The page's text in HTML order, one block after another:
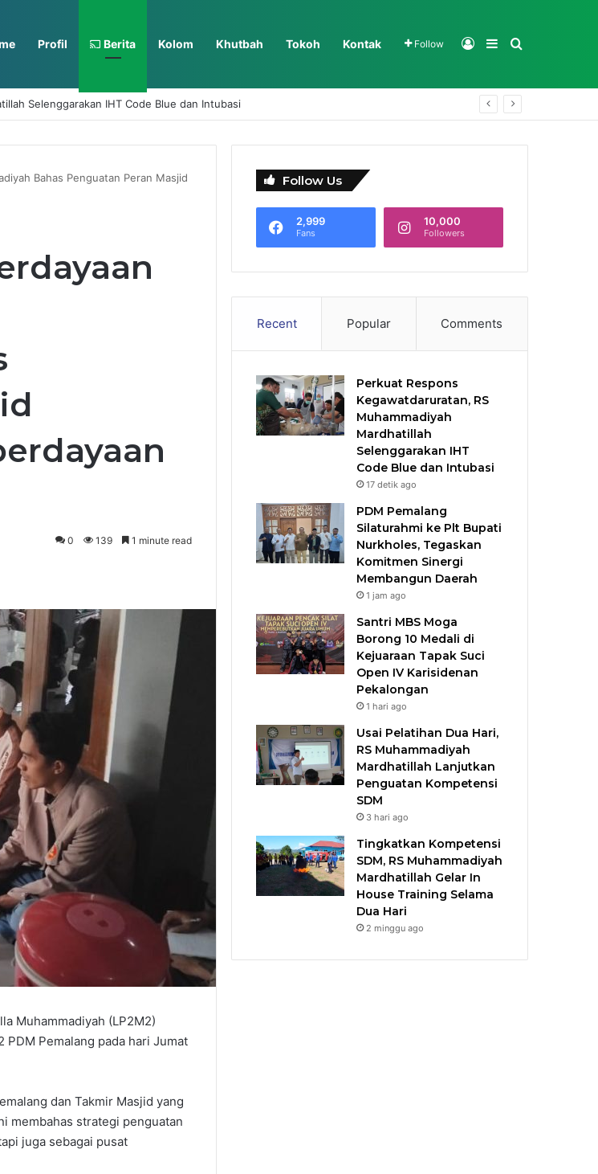
Profil Berita Kolom Khutbah Tokoh Kontak Follow Log InSidebarSearch for
Selenggarakan IHT Code Blue dan Intubasi
Bahas Penguatan Peran Masjid
0 139 1 minute read
Muhammadiyah (LP2M2)
Pemalang pada hari Jumat
dan Takmir Masjid yang
membahas strategi penguatan
juga sebagai pusat
Follow Us
2,999
Fans
10,000
Followers
Recent Popular Comments
Perkuat Respons
Kegawatdaruratan, RS
Muhammadiyah
Mardhatillah
Selenggarakan IHT
Code Blue dan Intubasi
17 detik ago
PDM Pemalang
Silaturahmi ke Plt Bupati
Nurkholes, Tegaskan
Komitmen Sinergi
Membangun Daerah
1 jam ago
Santri MBS Moga
Borong 10 Medali di
Kejuaraan Tapak Suci
Open IV Karisidenan
Pekalongan
1 hari ago
Usai Pelatihan Dua Hari,
RS Muhammadiyah
Mardhatillah Lanjutkan
Penguatan Kompetensi
SDM
3 hari ago
Tingkatkan Kompetensi
SDM, RS Muhammadiyah
Mardhatillah Gelar In
House Training Selama
Dua Hari
2 minggu ago